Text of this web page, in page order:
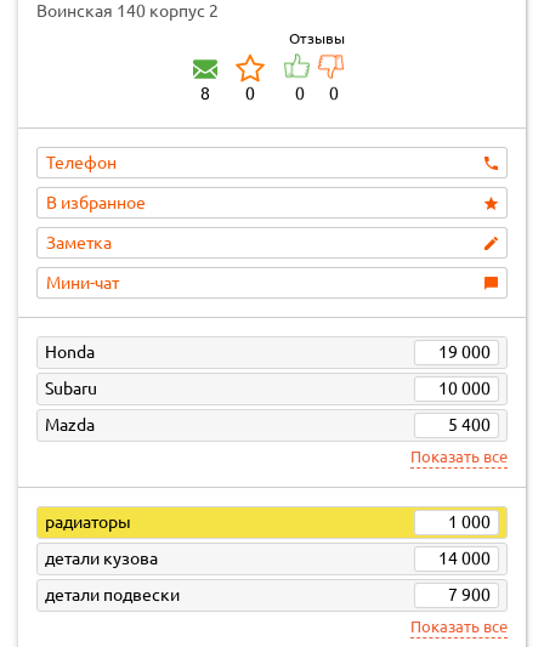
Воинская 140 корпус 2
8 0
Отзывы
0 0
Телефон
В избранное
Заметка
Мини-чат
Honda
19 000
Subaru
10 000
Mazda
5 400
Показать все
радиаторы
1 000
детали кузова
14 000
детали подвески
7 900
Показать все